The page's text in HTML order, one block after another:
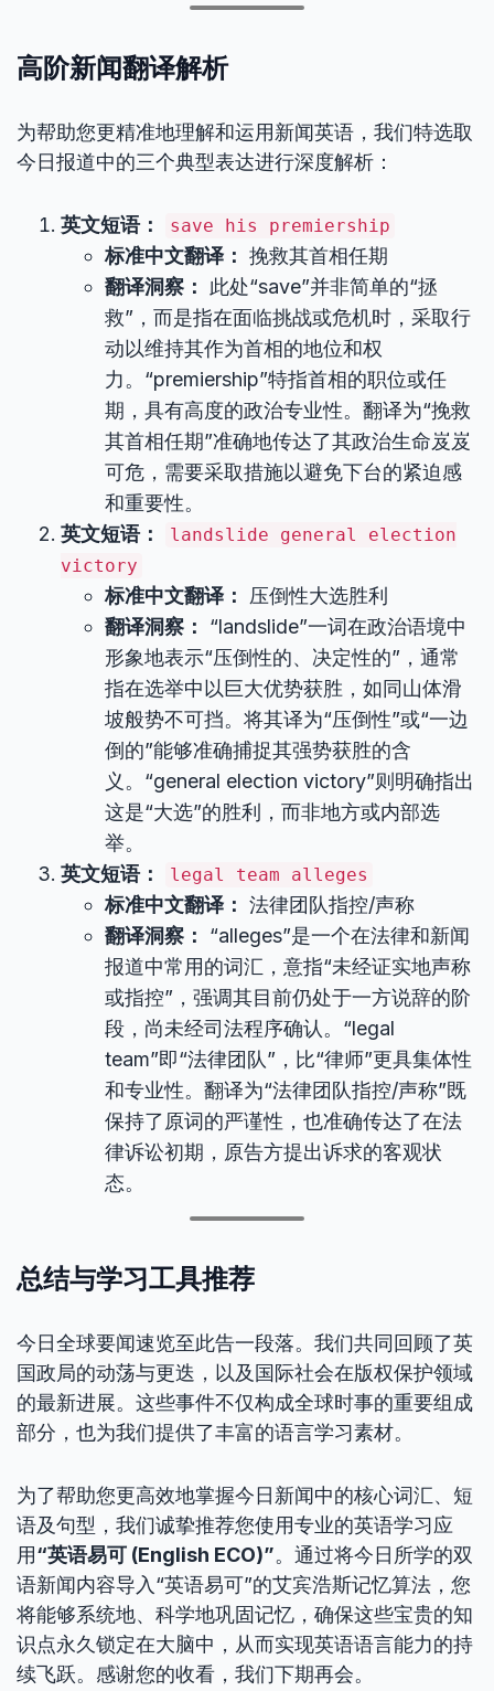
高阶新闻翻译解析
为帮助您更精准地理解和运用新闻英语，我们特选取
今日报道中的三个典型表达进行深度解析：
英文短语： save his premiership
标准中文翻译： 挽救其首相任期
翻译洞察：
此处“save”并非简单的“拯
救”，而是指在面临挑战或危机时，采取行
动以维持其作为首相的地位和权
力。“premiership”特指首相的职位或任
期，具有高度的政治专业性。翻译为“挽救
其首相任期”准确地传达了其政治生命岌岌
可危，需要采取措施以避免下台的紧迫感
和重要性。
英文短语：
landslide general election
victory
标准中文翻译：
压倒性大选胜利
翻译洞察：
“landslide”一词在政治语境中
形象地表示“压倒性的、决定性的”，通常
指在选举中以巨大优势获胜，如同山体滑
坡般势不可挡。将其译为“压倒性”或“一边
倒的”能够准确捕捉其强势获胜的含
义。“general election victory”则明确指出
这是“大选”的胜利，而非地方或内部选
举。
英文短语：
legal team alleges
标准中文翻译： 法律团队指控/声称
翻译洞察：
“alleges”是一个在法律和新闻
报道中常用的词汇，意指“未经证实地声称
或指控”，强调其目前仍处于一方说辞的阶
段，尚未经司法程序确认。“legal
team”即“法律团队”，比“律师”更具集体性
和专业性。翻译为“法律团队指控/声称”既
保持了原词的严谨性，也准确传达了在法
律诉讼初期，原告方提出诉求的客观状
态。
总结与学习工具推荐
今日全球要闻速览至此告一段落。我们共同回顾了英
国政局的动荡与更迭，以及国际社会在版权保护领域
的最新进展。这些事件不仅构成全球时事的重要组成
部分，也为我们提供了丰富的语言学习素材。
为了帮助您更高效地掌握今日新闻中的核心词汇、短
语及句型，我们诚挚推荐您使用专业的英语学习应
用“英语易可 (English ECO)”。通过将今日所学的双
语新闻内容导入“英语易可”的艾宾浩斯记忆算法，您
将能够系统地、科学地巩固记忆，确保这些宝贵的知
识点永久锁定在大脑中，从而实现英语语言能力的持
续飞跃。感谢您的收看，我们下期再会。